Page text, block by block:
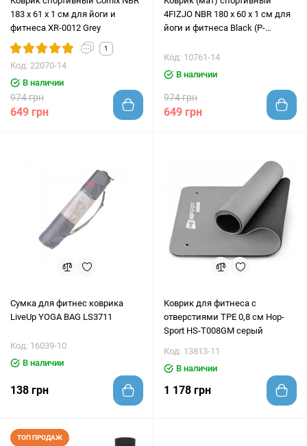
183 x 61 x 1 cм для йоги и
фитнеса XR-0012 Grey
1
Код: 22070-14
В наличии
974 грн
649 грн
4FIZJO NBR 180 x 60 x 1 см для
йоги и фитнеса Black (P-
Код: 10761-14
В наличии
974 грн
649 грн
Сумка для фитнес коврика
LiveUp YOGA BAG LS3711
Код: 16039-10
В наличии
138 грн
Коврик для фитнеса с
отверстиями TPE 0,8 см Hop-
Sport HS-T008GM серый
Код: 13813-11
В наличии
1 178 грн
ТОП ПРОДАЖ